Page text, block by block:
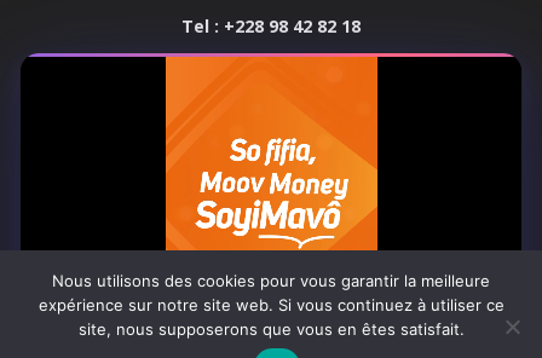
Tel : +228 98 42 82 18
SUIVEZ NOUS
Africa-Newsroom Contact Activités du site
Nous utilisons des cookies pour vous garantir la meilleure
expérience sur notre site web. Si vous continuez à utiliser ce
site, nous supposerons que vous en êtes satisfait.